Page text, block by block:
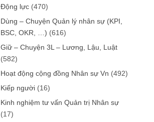
Động lực (470)
Dùng – Chuyện Quản lý nhân sự (KPI,
BSC, OKR, …) (616)
Giữ – Chuyện 3L – Lương, Lậu, Luật
(582)
Hoạt động cộng đồng Nhân sự Vn (492)
Kiếp người (16)
Kinh nghiệm tư vấn Quản trị Nhân sự
(17)